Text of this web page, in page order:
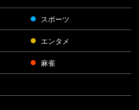
スポーツ
エンタメ
麻雀